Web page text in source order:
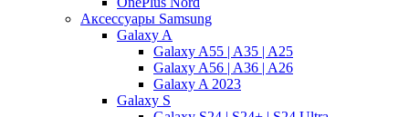
Аксессуары Samsung
Galaxy A
Galaxy A55 | A35 | A25
Galaxy A56 | A36 | A26
Galaxy A 2023
Galaxy S